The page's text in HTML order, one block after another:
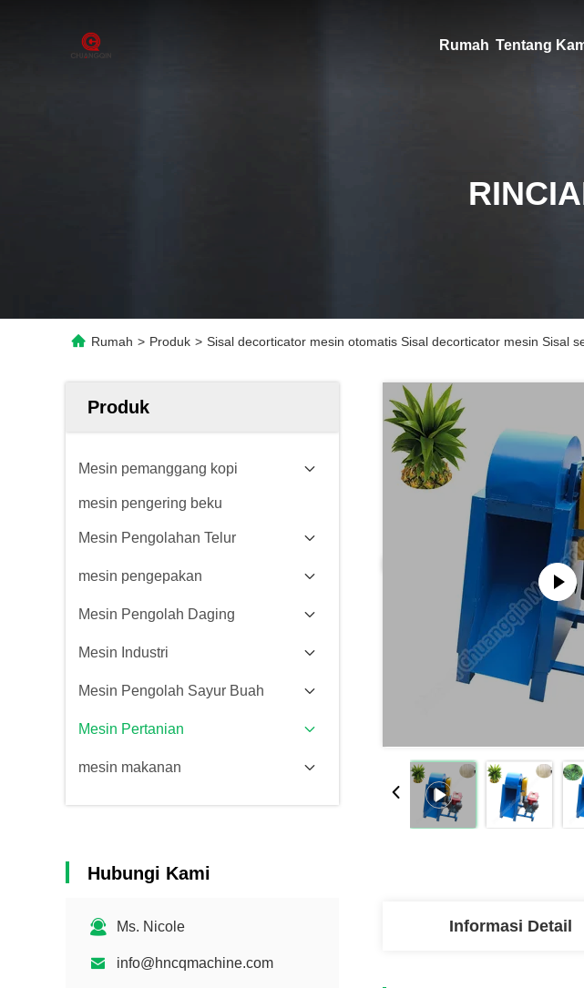
Rumah Tentang
Rumah > Produk > Sisal decorticator mesin otomatis Sisal decorticator mesin Sisal
Produk
Mesin pemanggang kopi
mesin pengering beku
Mesin Pengolahan Telur
mesin pengepakan
Mesin Pengolah Daging
Mesin Industri
Mesin Pengolah Sayur Buah
Mesin Pertanian
mesin makanan
Hubungi Kami
Ms. Nicole
info@hncqmachine.com
Informasi Detail